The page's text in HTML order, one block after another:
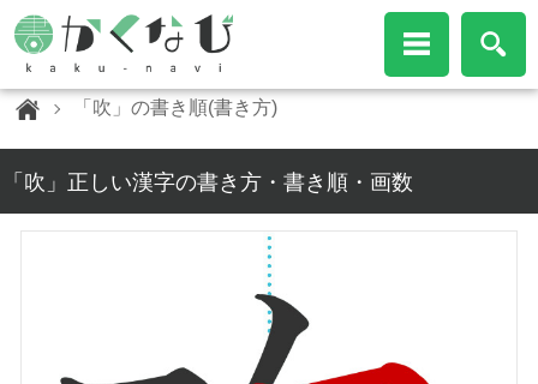
「吹」の書き順(書き方)
「吹」正しい漢字の書き方・書き順・画数